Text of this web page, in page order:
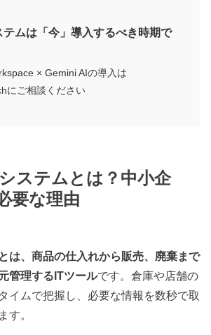
テムは「今」導入するべき時期で
× Gemini AIの導入は
にご相談ください
ステムとは？中小企
要な理由
は、商品の仕入れから販売、廃棄まで
管理するITツールです。倉庫や店舗の
イムで把握し、必要な情報を数秒で取
す。